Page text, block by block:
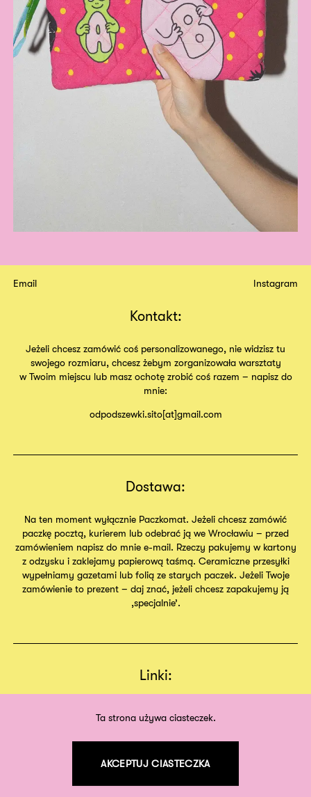
Email Instagram
Kontakt:
Jeżeli chcesz zamówić coś personalizowanego, nie widzisz tu
swojego rozmiaru, chcesz żebym zorganizowała warsztaty
w Twoim miejscu lub masz ochotę zrobić coś razem – napisz do
mnie:
odpodszewki.sito[at]gmail.com
Dostawa:
Na ten moment wyłącznie Paczkomat. Jeżeli chcesz zamówić
paczkę pocztą, kurierem lub odebrać ją we Wrocławiu – przed
zamówieniem napisz do mnie e-mail. Rzeczy pakujemy w kartony
z odzysku i zaklejamy papierową taśmą. Ceramiczne przesyłki
wypełniamy gazetami lub folią ze starych paczek. Jeżeli Twoje
zamówienie to prezent – daj znać, jeżeli chcesz zapakujemy ją
,specjalnie’.
Linki:
Ta strona używa ciasteczek.
AKCEPTUJ CIASTECZKA